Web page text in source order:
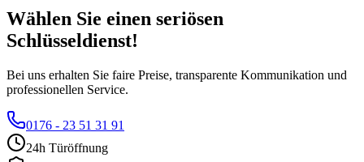
Wählen Sie einen seriösen
Schlüsseldienst!
Bei uns erhalten Sie faire Preise, transparente Kommunikation und
professionellen Service.
0176 - 23 51 31 91
24h Türöffnung